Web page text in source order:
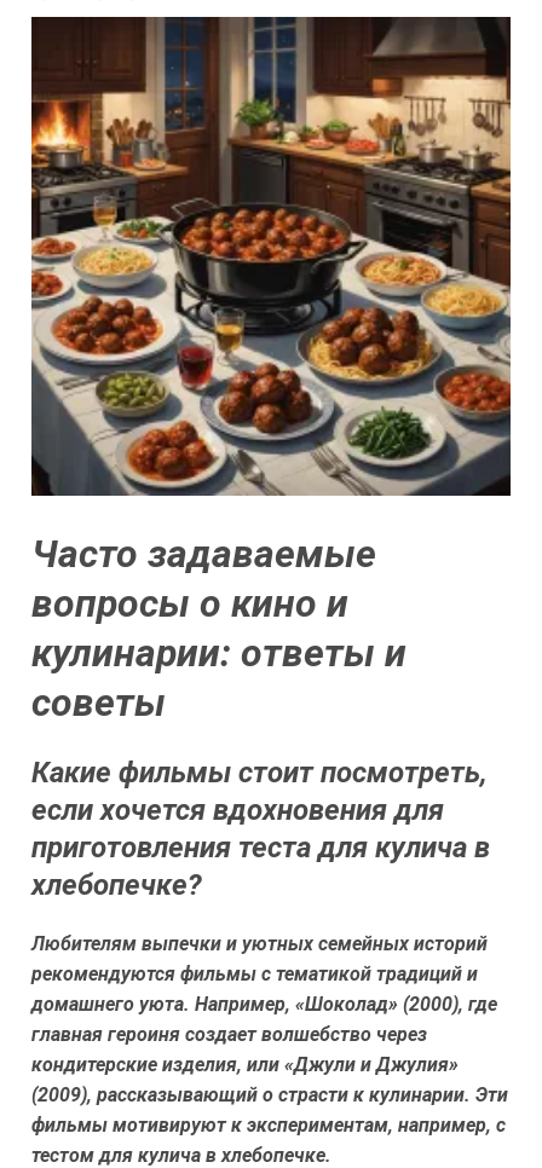
Часто задаваемые
вопросы о кино и
кулинарии: ответы и
советы
Какие фильмы стоит посмотреть,
если хочется вдохновения для
приготовления теста для кулича в
хлебопечке?
Любителям выпечки и уютных семейных историй
рекомендуются фильмы с тематикой традиций и
домашнего уюта. Например, «Шоколад» (2000), где
главная героиня создает волшебство через
кондитерские изделия, или «Джули и Джулия»
(2009), рассказывающий о страсти к кулинарии. Эти
фильмы мотивируют к экспериментам, например, с
тестом для кулича в хлебопечке.